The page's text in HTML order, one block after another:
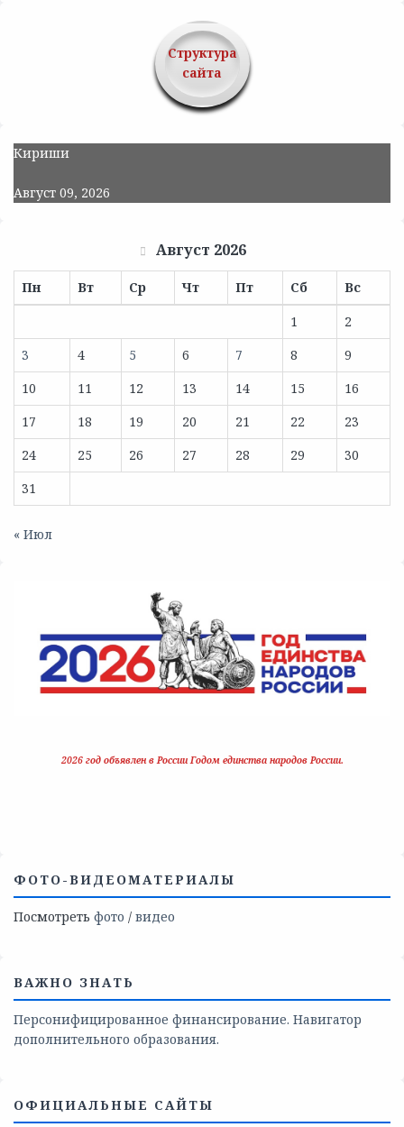
Структура
сайта
Кириши
Август 09, 2026
Август 2026
Пн Вт Ср Чт Пт Сб
Вс
1
2
3
4 5 6 7 8
9
10
11 12 13 14 15
16
17
18 19 20 21 22
23
24
25 26 27 28 29
30
31
« Июл
2026 год объявлен в России Годом единства народов России.
ФОТО-ВИДЕОМАТЕРИАЛЫ
Посмотреть фото / видео
ВАЖНО ЗНАТЬ
Персонифицированное финансирование. Навигатор
дополнительного образования.
ОФИЦИАЛЬНЫЕ САЙТЫ